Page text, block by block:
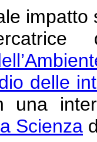
impatto
delle
una
Scienza